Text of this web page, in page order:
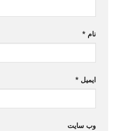
نام*
ایمیل*
وب‌ سایت